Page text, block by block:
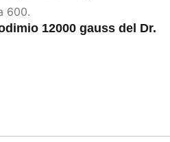
600.
12000 gauss del Dr.